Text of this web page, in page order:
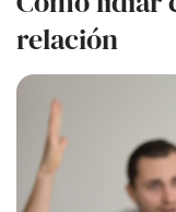
relación